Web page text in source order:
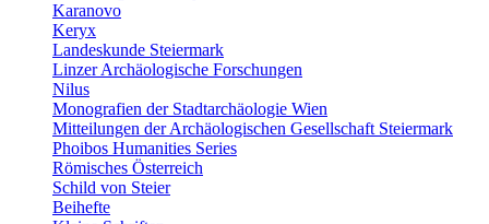
Karanovo
Keryx
Landeskunde Steiermark
Linzer Archäologische Forschungen
Nilus
Monografien der Stadtarchäologie Wien
Mitteilungen der Archäologischen Gesellschaft Steiermark
Phoibos Humanities Series
Römisches Österreich
Schild von Steier
Beihefte